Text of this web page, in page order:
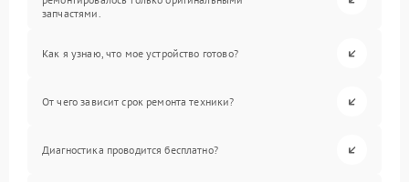
запчастями.
Как я узнаю, что мое устройство готово?
От чего зависит срок ремонта техники?
Диагностика проводится бесплатно?